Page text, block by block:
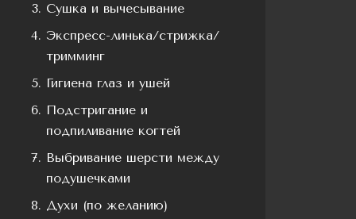
Сушка и вычесывание
Экспресс-линька/стрижка/
тримминг
Гигиена глаз и ушей
Подстригание и
подпиливание когтей
Выбривание шерсти между
подушечками
Духи (по желанию)